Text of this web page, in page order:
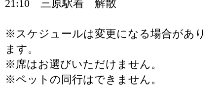
21:10 三原駅着 解散
※スケジュールは変更になる場合があり
ます。
※席はお選びいただけません。
※ペットの同行はできません。